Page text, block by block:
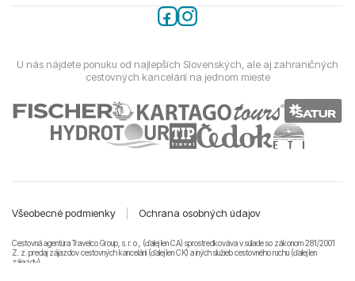
U nás nájdete ponuku od najlepších Slovenských, ale aj zahraničných
cestovných kancelárií na jednom mieste
Všeobecné podmienky Ochrana osobných údajov
Cestovná agentúra Travelco Group, s. r. o., (ďalej len CA) sprostredkováva v súlade so zákonom 281/2001
Z. z. predaj zájazdov cestovných kancelárii (ďalej len CK) a iných služieb cestovného ruchu (ďalej len
zájazdy).